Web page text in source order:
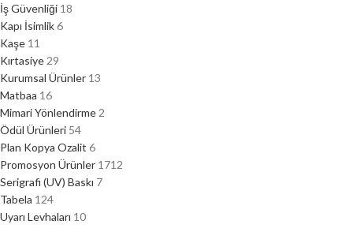
İş Güvenliği 18
Kapı İsimlik6
Kaşe 11
Kırtasiye 29
Kurumsal Ürünler 13
Matbaa 16
Mimari Yönlendirme 2
Ödül Ürünleri 54
Plan Kopya Ozalit 6
Promosyon Ürünler 1712
Serigrafi (UV) Baskı 7
Tabela 124
Uyarı Levhaları 10